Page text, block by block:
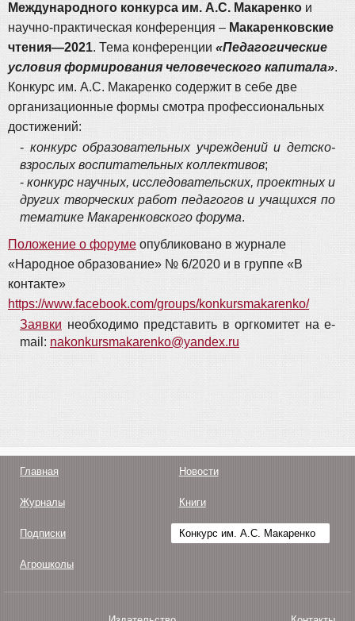
Международного конкурса им. А.С. Макаренко и
научно-практическая конференция – Макаренковские
чтения—2021. Тема конференции «Педагогические
условия формирования человеческого капитала».
Конкурс им. А.С. Макаренко содержит в себе две
организационные формы смотра профессиональных
достижений:
- конкурс образовательных учреждений и детско-
взрослых воспитательных коллективов;
- конкурс научных, исследовательских, проектных и
других творческих работ педагогов и учащихся по
тематике Макаренковского форума.
Положение о форуме опубликовано в журнале
«Народное образование» № 6/2020 и в группе «В
контакте»
https://www.facebook.com/groups/konkursmakarenko/
Заявки необходимо представить в оргкомитет на e-
mail: nakonkursmakarenko@yandex.ru
Главная Новости
Журналы Книги
Подписки Конкурс им. А.С. Макаренко
Агрошколы